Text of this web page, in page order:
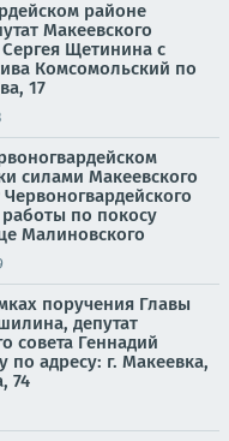
районе
Макеевского
Сергея Щетинина с
Комсомольский по
17
силами Макеевского
по покосу
Малиновского
поручения Главы
депутат
совета Геннадий
по адресу: г. Макеевка,
74